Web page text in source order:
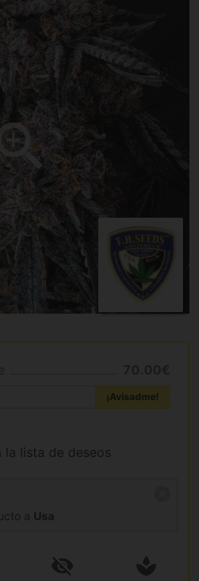
¡Avisadme!
la lista de deseos
a Usa